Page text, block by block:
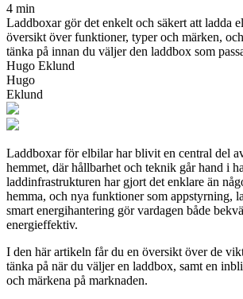
4 min
Laddboxar gör det enkelt och säkert att ladda
översikt över funktioner, typer och märken,
tänka på innan du väljer den laddbox som
Hugo Eklund
Hugo
Eklund
Laddboxar för elbilar har blivit en central del
hemmet, där hållbarhet och teknik går hand i
laddinfrastrukturen har gjort det enklare än
hemma, och nya funktioner som appstyrning,
smart energihantering gör vardagen både
energieffektiv.
I den här artikeln får du en översikt över de
tänka på när du väljer en laddbox, samt en
och märkena på marknaden.